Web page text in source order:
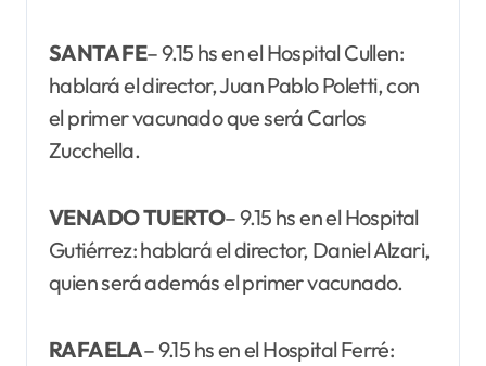
SANTA FE– 9.15 hs en el Hospital Cullen:
hablará el director, Juan Pablo Poletti, con
el primer vacunado que será Carlos
Zucchella.
VENADO TUERTO– 9.15 hs en el Hospital
Gutiérrez: hablará el director, Daniel Alzari,
quien será además el primer vacunado.
RAFAELA– 9.15 hs en el Hospital Ferré: